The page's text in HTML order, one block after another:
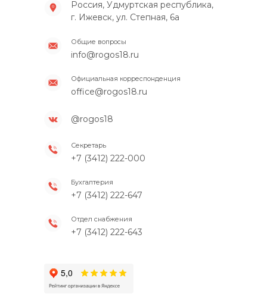
Россия, Удмуртская республика,
г. Ижевск, ул. Степная, 6а
@rogos18
info@rogos18.ru
+7 (3412) 222-000
+7 (3412) 222-647
+7 (3412) 222-643
Секретарь
Общие вопросы
office@rogos18.ru
Официальная корреспонденция
Бухгалтерия
Отдел снабжения